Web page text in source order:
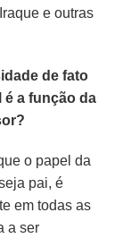
e outras
de fato
é a função da
o papel da
pai, é
em todas as
a ser